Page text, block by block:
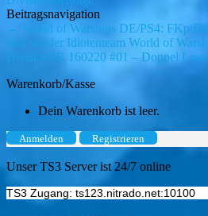
Beitragsnavigation
← World of Warships DE/PS4:
Mal wieder Idiotenteam World of
DivisionSR 160220 #01 – Doppel
Warenkorb/Kasse
Dein Warenkorb ist leer.
Anmelden Registrieren
Unser TS3 Server ist 24/7 online
TS3 Zugang: ts123.nitrado.net:10100